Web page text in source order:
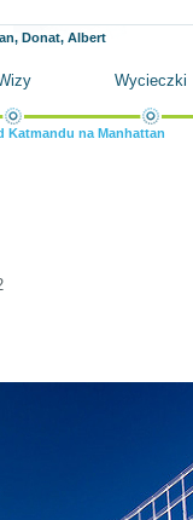
Donat, Albert
Wycieczki
Katmandu na Manhattan